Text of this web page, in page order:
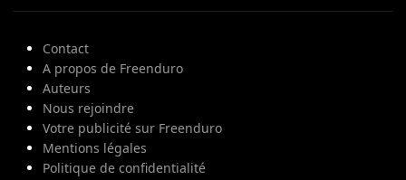
Contact
A propos de Freenduro
Auteurs
Nous rejoindre
Votre publicité sur Freenduro
Mentions légales
Politique de confidentialité